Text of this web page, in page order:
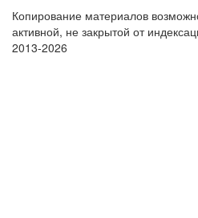
Копирование материалов
активной, не закрытой от
2013-2026